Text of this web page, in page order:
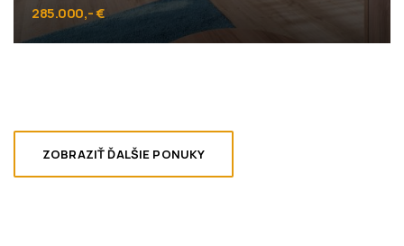
285.000,- €
ZOBRAZIŤ ĎALŠIE PONUKY